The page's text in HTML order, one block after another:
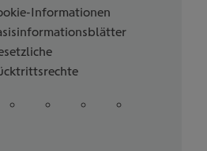
Informationen